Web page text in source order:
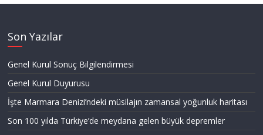
Son Yazılar
Genel Kurul Sonuç Bilgilendirmesi
Genel Kurul Duyurusu
İşte Marmara Denizi’ndeki müsilajın zamansal yoğunluk haritası
Son 100 yılda Türkiye’de meydana gelen büyük depremler